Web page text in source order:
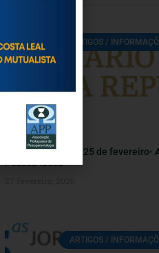
ARTIGOS /
Lei n.º 7/2026, de 25 de fevereiro-
Pessoa Idosa
ARTIGOS /